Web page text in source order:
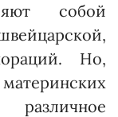
собой
Но,